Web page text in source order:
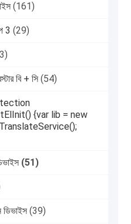
(161)
3 (29)
বি + সি (54)
{var lib = new
(51)
ডিভাইস (39)